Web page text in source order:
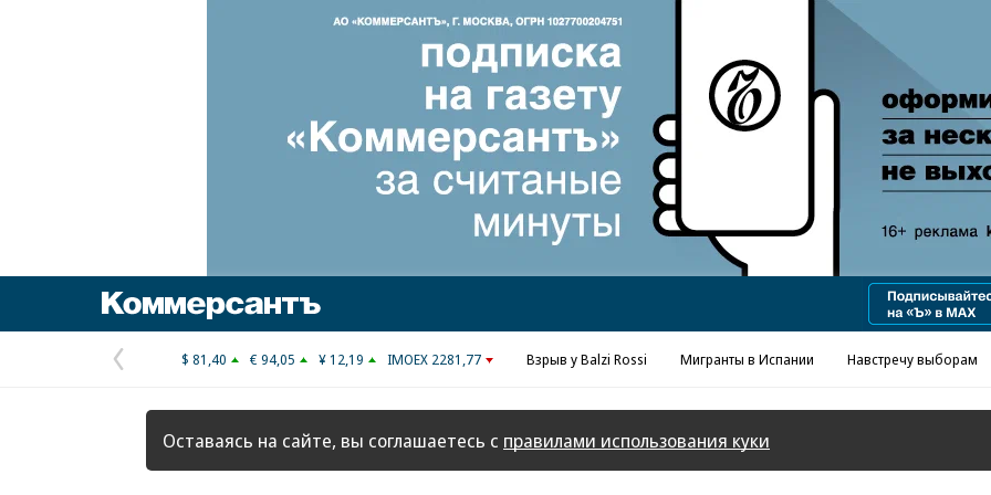
Реклама в «Ъ» www.kommersant.ru/ad
Предыдущая
страница
$ 81,40 € 94,05 ¥ 12,19 IMOEX 2281,77 Взрыв у Balzi Rossi Мигранты в Испании Навстречу выборам
Оставаясь на сайте, вы соглашаетесь с правилами использования куки